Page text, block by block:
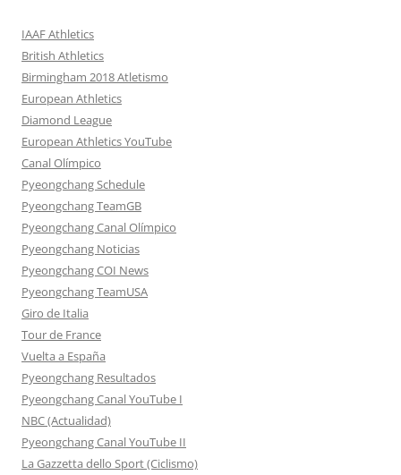
IAAF Athletics
British Athletics
Birmingham 2018 Atletismo
European Athletics
Diamond League
European Athletics YouTube
Canal Olímpico
Pyeongchang Schedule
Pyeongchang TeamGB
Pyeongchang Canal Olímpico
Pyeongchang Noticias
Pyeongchang COI News
Pyeongchang TeamUSA
Giro de Italia
Tour de France
Vuelta a España
Pyeongchang Resultados
Pyeongchang Canal YouTube I
NBC (Actualidad)
Pyeongchang Canal YouTube II
La Gazzetta dello Sport (Ciclismo)